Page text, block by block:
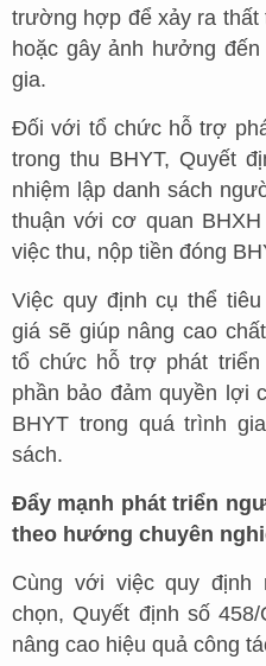
trường hợp để xảy ra thất
hoặc gây ảnh hưởng
gia.
Đối với tổ chức hỗ trợ
trong thu BHYT, Quyết
nhiệm lập danh sách
thuận với cơ quan
việc thu, nộp tiền đóng
Việc quy định cụ thể
giá sẽ giúp nâng cao
tổ chức hỗ trợ phát
phần bảo đảm quyền lợi
BHYT trong quá trình
sách.
Đẩy mạnh phát triển
theo hướng chuyên
Cùng với việc quy
chọn, Quyết định số
nâng cao hiệu quả công